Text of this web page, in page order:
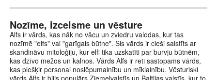
Nozīme, izcelsme un vēsture
Alfs ir vārds, kas nāk no vācu un zviedru valodas, kur tas
nozīmē "elfs" vai "garīgais būtne". Šis vārds ir cieši saistīts ar
skandināvu mitoloģiju, kur elfi tika uzskatīti par burvju būtnēm,
kas dzīvo mežos un kalnos. Vārds Alfs ir reti sastopams vārds,
kas piešķir personai noslēpumainību un mīklainību. Vēsturiski
vārds Alfs ir bijis populārs Ziemeļvalstīs un Baltijas valstīs, kur to